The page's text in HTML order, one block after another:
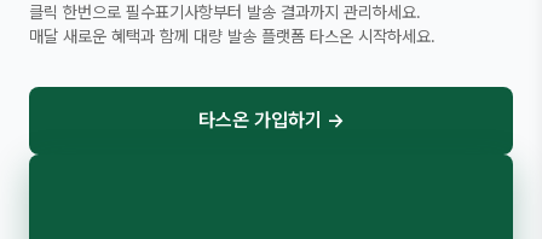
클릭 한번으로 필수표기사항부터 발송 결과까지 관리하세요.
매달 새로운 혜택과 함께 대량 발송 플랫폼 타스온 시작하세요.
타스온 가입하기 →